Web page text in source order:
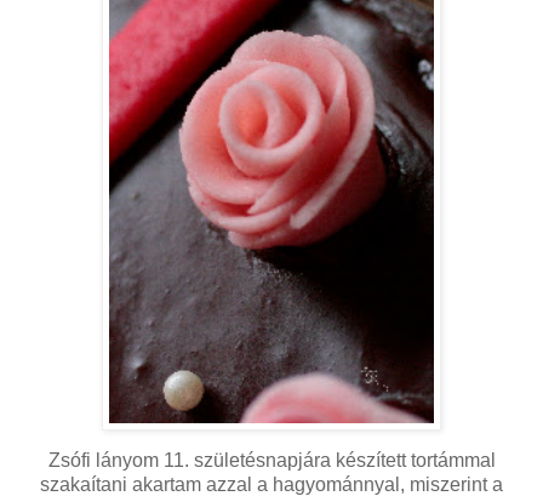
Zsófi lányom 11. születésnapjára készített tortámmal
szakaítani akartam azzal a hagyománnyal, miszerint a